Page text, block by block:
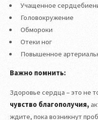
Учащенное
Головокружение
Обмороки
Отеки ног
Повышенное
Важно помнить:
Здоровье сердца – это не
чувство благополучия,
ждите, пока возникнут